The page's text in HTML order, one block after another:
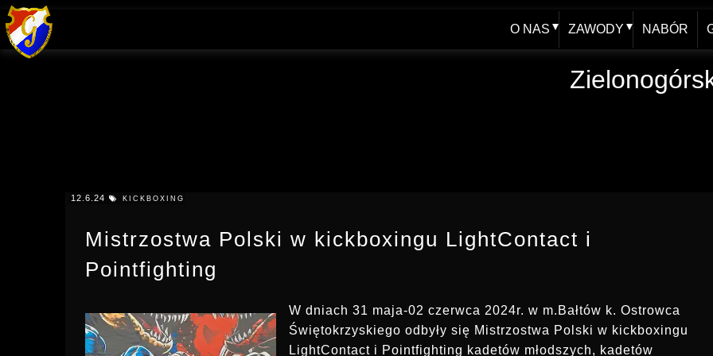
O NAS
HISTORIA - blog
ZAWODY
XXV FOOM 2019
NABÓR
Mistrzostwa Polski w kickboxingu LightContact i
Pointfighting
12.6.24 KICKBOXING
W dniach 31 maja-02 czerwca 2024r. w m.Bałtów k. Ostrowca
Świętokrzyskiego odbyły się Mistrzostwa Polski w kickboxingu
LightContact i Pointfighting kadetów młodszych, kadetów